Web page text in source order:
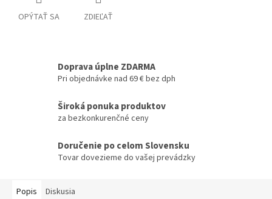
OPÝTAŤ SA ZDIEĽAŤ
Doprava úplne ZDARMA
Pri objednávke nad 69 € bez dph
Široká ponuka produktov
za bezkonkurenčné ceny
Doručenie po celom Slovensku
Tovar dovezieme do vašej prevádzky
Popis Diskusia